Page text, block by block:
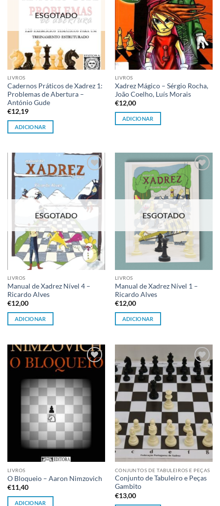
ESGOTADO
LIVROS
Cadernos Práticos de Xadrez 1:
Problemas de Abertura –
António Gude
€12,19
ADICIONAR
LIVROS
Xadrez Mágico – Sérgio Rocha,
João Coelho, Luís Morais
€12,00
ADICIONAR
Adicionar
à lista de
desejos
ESGOTADO
LIVROS
Manual de Xadrez Nível 4 –
Ricardo Alves
€12,00
ADICIONAR
Adicionar
à lista de
desejos
ESGOTADO
LIVROS
Manual de Xadrez Nível 1 –
Ricardo Alves
€12,00
ADICIONAR
Adicionar
LIVROS
O Bloqueio – Aaron Nimzovich
€11,40
ADICIONAR
Adicionar
à lista de
desejos
CONJUNTOS DE TABULEIROS E PEÇAS
Conjunto de Tabuleiro e Peças
Gambito
€13,00